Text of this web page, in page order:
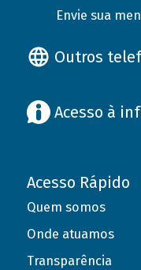
Envie sua
Outros
Acesso à
Acesso Rápido
Quem somos
Onde atuamos
Transparência